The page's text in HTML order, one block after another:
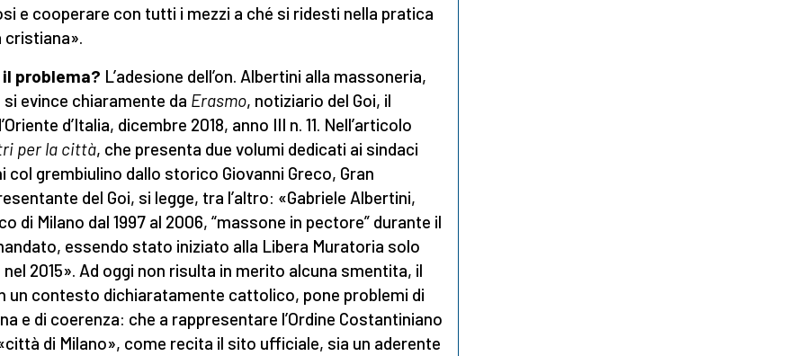
e cooperare con tutti i mezzi a ché si ridesti nella pratica
cristiana».
il problema? L’adesione dell’on. Albertini alla massoneria,
evince chiaramente da Erasmo, notiziario del Goi, il
d’Italia, dicembre 2018, anno III n. 11. Nell’articolo
per la città, che presenta due volumi dedicati ai sindaci
col grembiulino dallo storico Giovanni Greco, Gran
del Goi, si legge, tra l’altro: «Gabriele Albertini,
di Milano dal 1997 al 2006, “massone in pectore” durante il
essendo stato iniziato alla Libera Muratoria solo
2015». Ad oggi non risulta in merito alcuna smentita, il
un contesto dichiaratamente cattolico, pone problemi di
e di coerenza: che a rappresentare l’Ordine Costantiniano
di Milano», come recita il sito ufficiale, sia un aderente